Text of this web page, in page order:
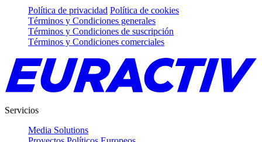
Política de privacidad Política de cookies
Términos y Condiciones generales
Términos y Condiciones de suscripción
Términos y Condiciones comerciales
Servicios
Media Solutions